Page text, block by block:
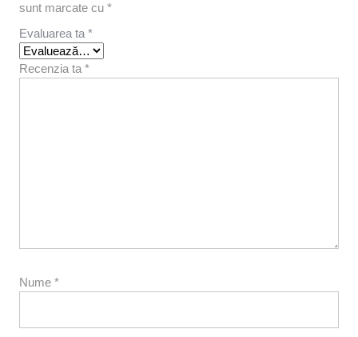
sunt marcate cu *
Evaluarea ta *
Recenzia ta *
Nume *